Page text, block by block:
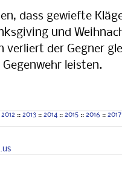
dass gewiefte
und
verliert der Gegner
leisten.
2012 :: 2013 :: 2014 :: 2015 :: 2016 :: 2017